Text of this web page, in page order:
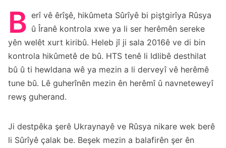
B erî vê êrîşê, hikûmeta Sûrîyê bi piştgirîya Rûsya
û Îranê kontrola xwe ya li ser herêmên sereke
yên welêt xurt kiribû. Heleb jî ji sala 2016ê ve di bin
kontrola hikûmetê de bû. HTS tenê li Idlibê desthilat
bû û ti hewldana wê ya mezin a li derveyî vê herêmê
tune bû. Lê guherînên mezin ên herêmî û navneteweyî
rewş guherand.
Ji destpêka şerê Ukraynayê ve Rûsya nikare wek berê
li Sûrîyê çalak be. Beşek mezin a balafirên şer ên